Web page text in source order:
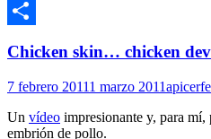
Email
Chicken skin… chicken
7 febrero 20111 marzo 2011apicerfe
Un vídeo impresionante y, para
embrión de pollo.